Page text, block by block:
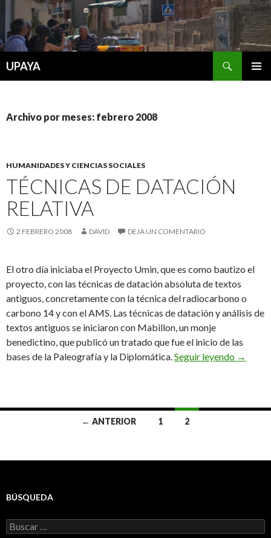
UPAYA
Archivo por meses: febrero 2008
HUMANIDADES Y CIENCIAS SOCIALES
TÉCNICAS DE DATACIÓN
RELATIVA
2 FEBRERO 2008 DAVID DEJA UN COMENTARIO
El otro día iniciaba el Proyecto Umin, que es como bautizo el
proyecto, con las técnicas de datación absoluta de textos
antiguos, concretamente con la técnica del radiocarbono o
carbono 14 y con el AMS. Las técnicas de datación y análisis de
textos antiguos se iniciaron con Mabillon, un monje
benedictino, que publicó un tratado que fue el inicio de las
bases de la Paleografía y la Diplomática.Seguir leyendo →
las
← ANTERIOR 1 2
BÚSQUEDA
Buscar: